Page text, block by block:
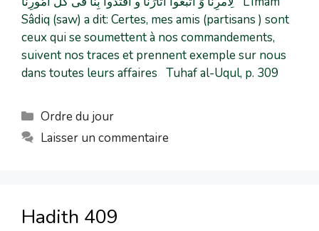
Sâdiq (saw) a dit: Certes, mes amis (partisans ) sont
ceux qui se soumettent à nos commandements,
suivent nos traces et prennent exemple sur nous
dans toutes leurs affaires Tuhaf al-Uqul, p. 309
Ordre du jour
Laisser un commentaire
Hadith 409